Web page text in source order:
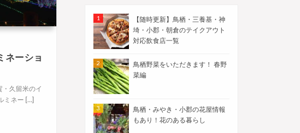
ネーショ
久留米のイ
ミネー […]
【随時更新】鳥栖・三養基・神
埼・小郡・朝倉のテイクアウト
対応飲食店一覧
鳥栖野菜をいただきます！ 春野
菜編
鳥栖・みやき・小郡の花屋情報
もあり！花のある暮らし